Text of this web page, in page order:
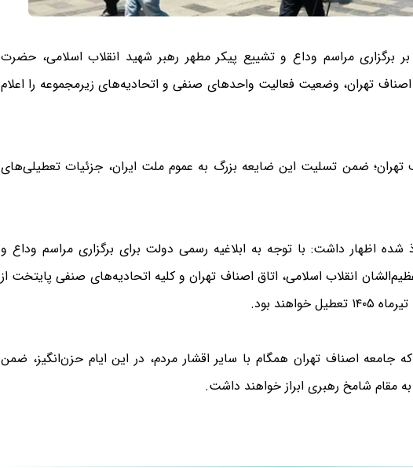
برگزاری مراسم وداع و تشییع پیکر مطهر رهبر شهید انقلاب اسلامی، حضرت
اصناف تهران، وضعیت فعالیت واحدهای صنفی و اتحادیه‌های زیرمجموعه را اعلام
تهران؛ ضمن تسلیت این ضایعه بزرگ به عموم ملت ایران، جزئیات تعطیلی‌های
شده اظهار داشت: با توجه به ابلاغیه رسمی دولت برای برگزاری مراسم وداع و
انقلاب اسلامی، اتاق اصناف تهران و کلیه اتحادیه‌های صنفی پایتخت از
جامعه اصناف تهران همگام با سایر اقشار مردم، در این ایام حزن‌انگیز، ضمن
به مقام شامخ رهبری ابراز خواهند داشت.